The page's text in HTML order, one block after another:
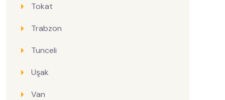
Tokat
Trabzon
Tunceli
Uşak
Van